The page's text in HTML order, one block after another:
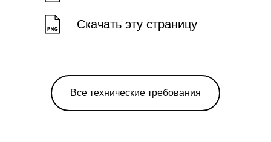
Скачать эту страницу
Все технические требования